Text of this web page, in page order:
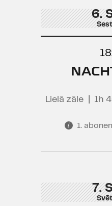
6.
Lielā zāle 1h
1.
7.